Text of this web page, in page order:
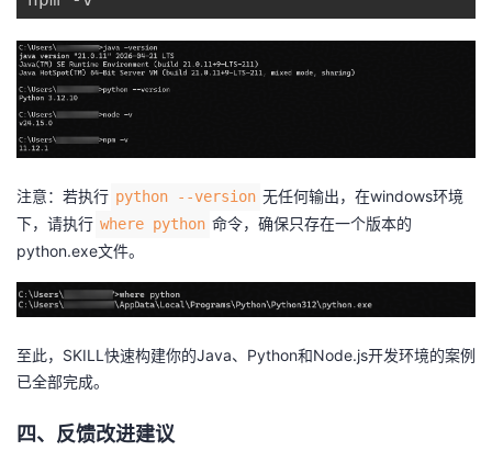
注意：若执行 python --version 无任何输出，在windows环境
下，请执行 where python 命令，确保只存在一个版本的
python.exe文件。
至此，SKILL快速构建你的Java、Python和Node.js开发环境的案例
已全部完成。
四、反馈改进建议